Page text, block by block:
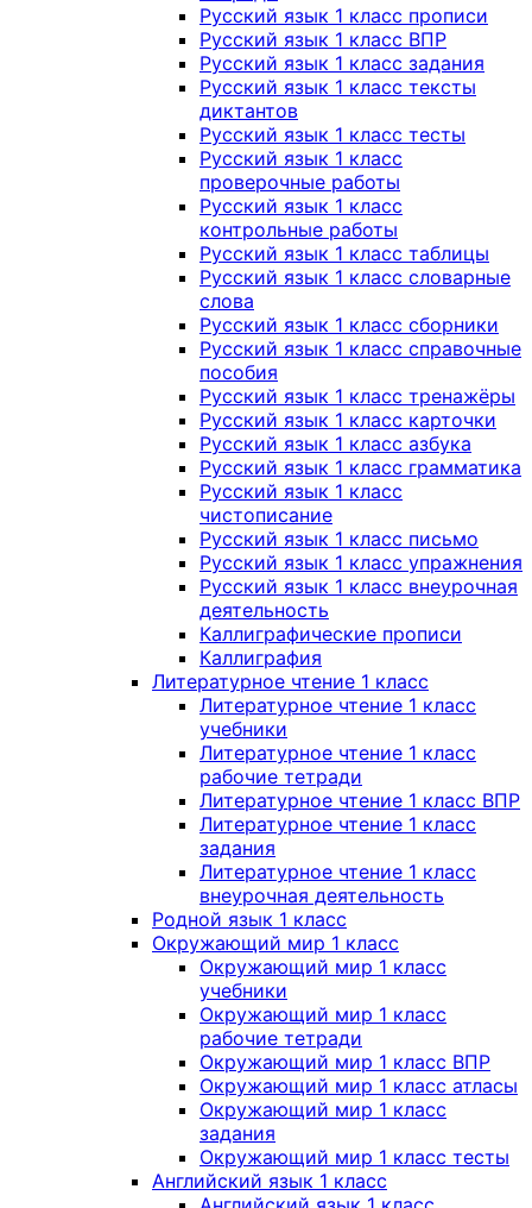
Русский язык 1 класс прописи
Русский язык 1 класс ВПР
Русский язык 1 класс задания
Русский язык 1 класс тексты
диктантов
Русский язык 1 класс тесты
Русский язык 1 класс
проверочные работы
Русский язык 1 класс
контрольные работы
Русский язык 1 класс таблицы
Русский язык 1 класс словарные
слова
Русский язык 1 класс сборники
Русский язык 1 класс справочные
пособия
Русский язык 1 класс тренажёры
Русский язык 1 класс карточки
Русский язык 1 класс азбука
Русский язык 1 класс грамматика
Русский язык 1 класс
чистописание
Русский язык 1 класс письмо
Русский язык 1 класс упражнения
Русский язык 1 класс внеурочная
деятельность
Каллиграфические прописи
Каллиграфия
Литературное чтение 1 класс
Литературное чтение 1 класс
учебники
Литературное чтение 1 класс
рабочие тетради
Литературное чтение 1 класс ВПР
Литературное чтение 1 класс
задания
Литературное чтение 1 класс
внеурочная деятельность
Родной язык 1 класс
Окружающий мир 1 класс
Окружающий мир 1 класс
учебники
Окружающий мир 1 класс
рабочие тетради
Окружающий мир 1 класс ВПР
Окружающий мир 1 класс атласы
Окружающий мир 1 класс
задания
Окружающий мир 1 класс тесты
Английский язык 1 класс